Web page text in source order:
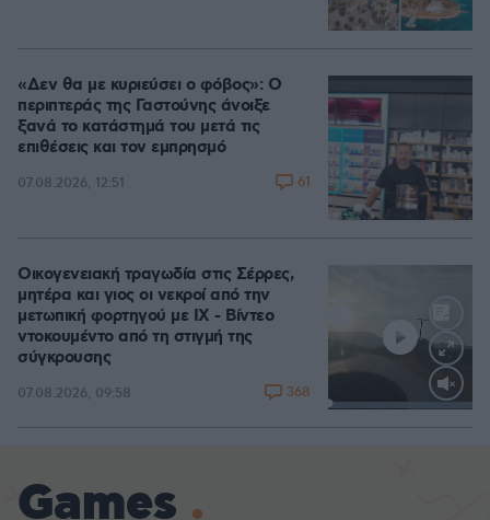
«Δεν θα με κυριεύσει ο φόβος»: Ο
περιπτεράς της Γαστούνης άνοιξε
ξανά το κατάστημά του μετά τις
επιθέσεις και τον εμπρησμό
07.08.2026, 12:51 61
Loaded:
Οικογενειακή τραγωδία στις Σέρρες,
μητέρα και γιος οι νεκροί από την
μετωπική φορτηγού με ΙΧ - Βίντεο
ντοκουμέντο από τη στιγμή της
σύγκρουσης
07.08.2026, 09:58 368
Games